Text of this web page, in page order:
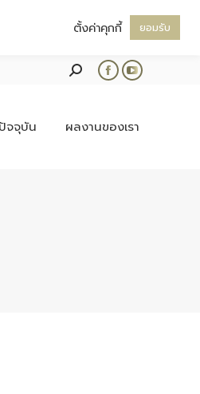
Search:
Facebook
opens
YouTube
opens
จจุบัน ผลงานของเรา
ตั้งค่าคุกกี้ ยอมรับ